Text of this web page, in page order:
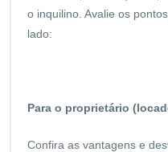
o inquilino. Avalie os
lado:
Para o proprietário
Confira as vantagens e